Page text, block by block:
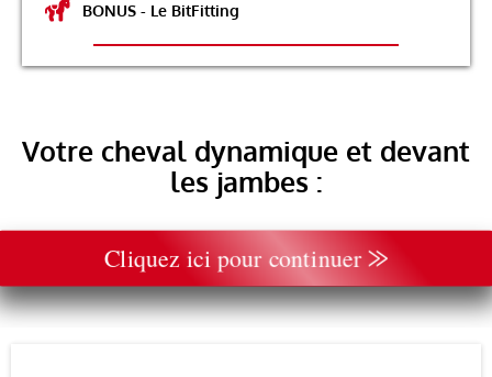
BONUS - Le BitFitting
Votre cheval dynamique et devant
les jambes :
Cliquez ici pour continuer ⨠